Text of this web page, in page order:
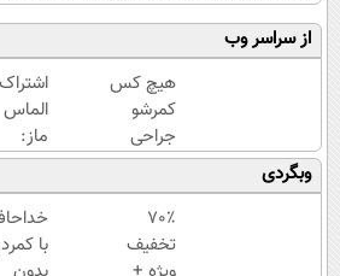
از سراسر وب
هیچ کس
کمرشو
جراحی
نمیکنه❗
درمان
کمردرد
بدون قرص
(پرسشنامه)
اشتراک
الماس
ماز:
برای
رتبه
کنکور!
وبگردی
70٪
تخفیف
با